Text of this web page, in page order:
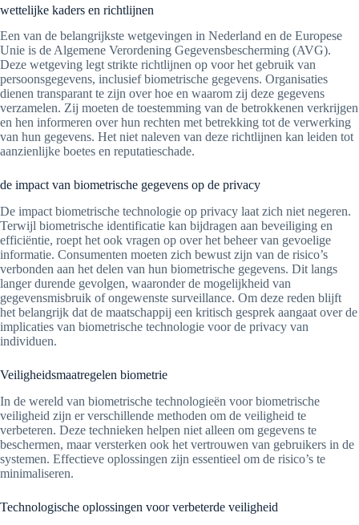
wettelijke kaders en richtlijnen
Een van de belangrijkste wetgevingen in Nederland en de Europese
Unie is de Algemene Verordening Gegevensbescherming (AVG).
Deze wetgeving legt strikte richtlijnen op voor het gebruik van
persoonsgegevens, inclusief biometrische gegevens. Organisaties
dienen transparant te zijn over hoe en waarom zij deze gegevens
verzamelen. Zij moeten de toestemming van de betrokkenen verkrijgen
en hen informeren over hun rechten met betrekking tot de verwerking
van hun gegevens. Het niet naleven van deze richtlijnen kan leiden tot
aanzienlijke boetes en reputatieschade.
de impact van biometrische gegevens op de privacy
De impact biometrische technologie op privacy laat zich niet negeren.
Terwijl biometrische identificatie kan bijdragen aan beveiliging en
efficiëntie, roept het ook vragen op over het beheer van gevoelige
informatie. Consumenten moeten zich bewust zijn van de risico’s
verbonden aan het delen van hun biometrische gegevens. Dit langs
langer durende gevolgen, waaronder de mogelijkheid van
gegevensmisbruik of ongewenste surveillance. Om deze reden blijft
het belangrijk dat de maatschappij een kritisch gesprek aangaat over de
implicaties van biometrische technologie voor de privacy van
individuen.
Veiligheidsmaatregelen biometrie
In de wereld van biometrische technologieën voor biometrische
veiligheid zijn er verschillende methoden om de veiligheid te
verbeteren. Deze technieken helpen niet alleen om gegevens te
beschermen, maar versterken ook het vertrouwen van gebruikers in de
systemen. Effectieve oplossingen zijn essentieel om de risico’s te
minimaliseren.
Technologische oplossingen voor verbeterde veiligheid